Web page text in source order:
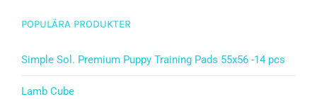
POPULÄRA PRODUKTER
Simple Sol. Premium Puppy Training Pads 55x56 -14 pcs
Lamb Cube